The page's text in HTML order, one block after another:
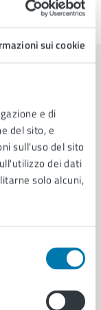
sui cookie
e di
del sito, e
sull'uso del sito
dei dati
solo alcuni,